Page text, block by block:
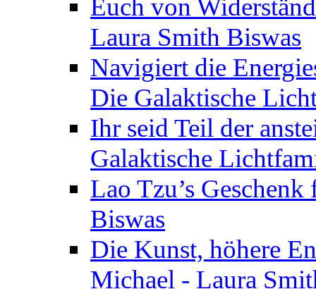
Euch von
Laura Smith Biswas
Navigiert die
Die Galaktische
Ihr seid Teil der
Galaktische
Lao Tzu’s
Biswas
Die Kunst, höhere
Michael - Laura